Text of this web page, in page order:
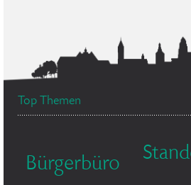
Top Themen
Bürgerbüro